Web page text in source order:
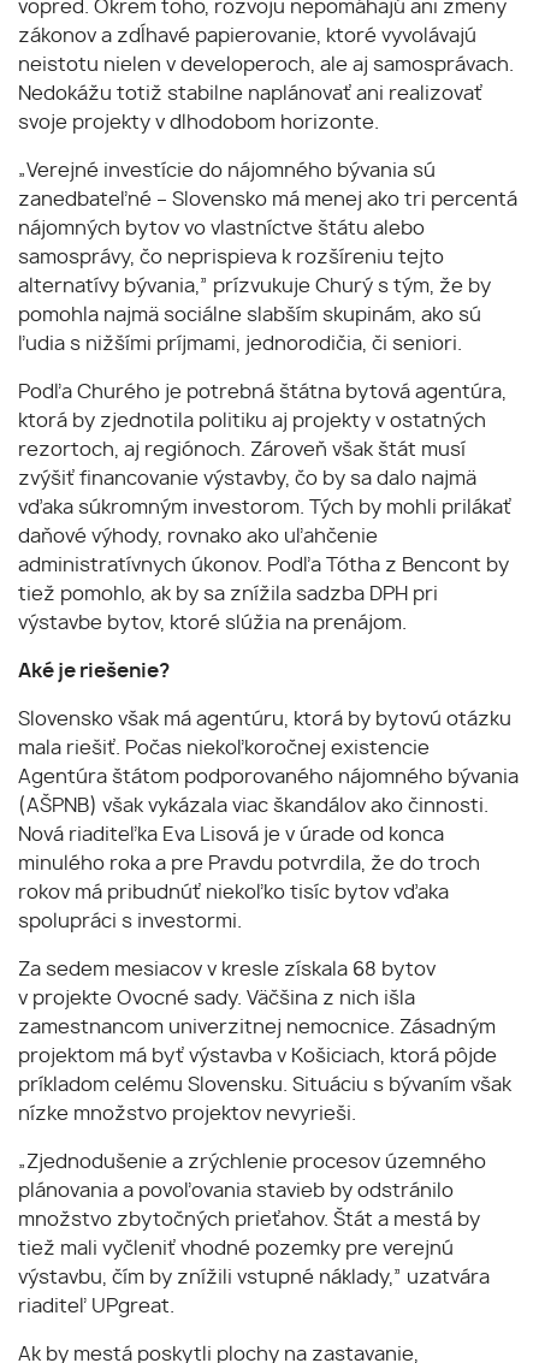
vopred. Okrem toho, rozvoju nepomáhajú ani zmeny
zákonov a zdĺhavé papierovanie, ktoré vyvolávajú
neistotu nielen v developeroch, ale aj samosprávach.
Nedokážu totiž stabilne naplánovať ani realizovať
svoje projekty v dlhodobom horizonte.
„Verejné investície do nájomného bývania sú
zanedbateľné – Slovensko má menej ako tri percentá
nájomných bytov vo vlastníctve štátu alebo
samosprávy, čo neprispieva k rozšíreniu tejto
alternatívy bývania,” prízvukuje Churý s tým, že by
pomohla najmä sociálne slabším skupinám, ako sú
ľudia s nižšími príjmami, jednorodičia, či seniori.
Podľa Churého je potrebná štátna bytová agentúra,
ktorá by zjednotila politiku aj projekty v ostatných
rezortoch, aj regiónoch. Zároveň však štát musí
zvýšiť financovanie výstavby, čo by sa dalo najmä
vďaka súkromným investorom. Tých by mohli prilákať
daňové výhody, rovnako ako uľahčenie
administratívnych úkonov. Podľa Tótha z Bencont by
tiež pomohlo, ak by sa znížila sadzba DPH pri
výstavbe bytov, ktoré slúžia na prenájom.
Aké je riešenie?
Slovensko však má agentúru, ktorá by bytovú otázku
mala riešiť. Počas niekoľkoročnej existencie
Agentúra štátom podporovaného nájomného bývania
(AŠPNB) však vykázala viac škandálov ako činnosti.
Nová riaditeľka Eva Lisová je v úrade od konca
minulého roka a pre Pravdu potvrdila, že do troch
rokov má pribudnúť niekoľko tisíc bytov vďaka
spolupráci s investormi.
Za sedem mesiacov v kresle získala 68 bytov
v projekte Ovocné sady. Väčšina z nich išla
zamestnancom univerzitnej nemocnice. Zásadným
projektom má byť výstavba v Košiciach, ktorá pôjde
príkladom celému Slovensku. Situáciu s bývaním však
nízke množstvo projektov nevyrieši.
„Zjednodušenie a zrýchlenie procesov územného
plánovania a povoľovania stavieb by odstránilo
množstvo zbytočných prieťahov. Štát a mestá by
tiež mali vyčleniť vhodné pozemky pre verejnú
výstavbu, čím by znížili vstupné náklady,” uzatvára
riaditeľ UPgreat.
Ak by mestá poskytli plochy na zastavanie,